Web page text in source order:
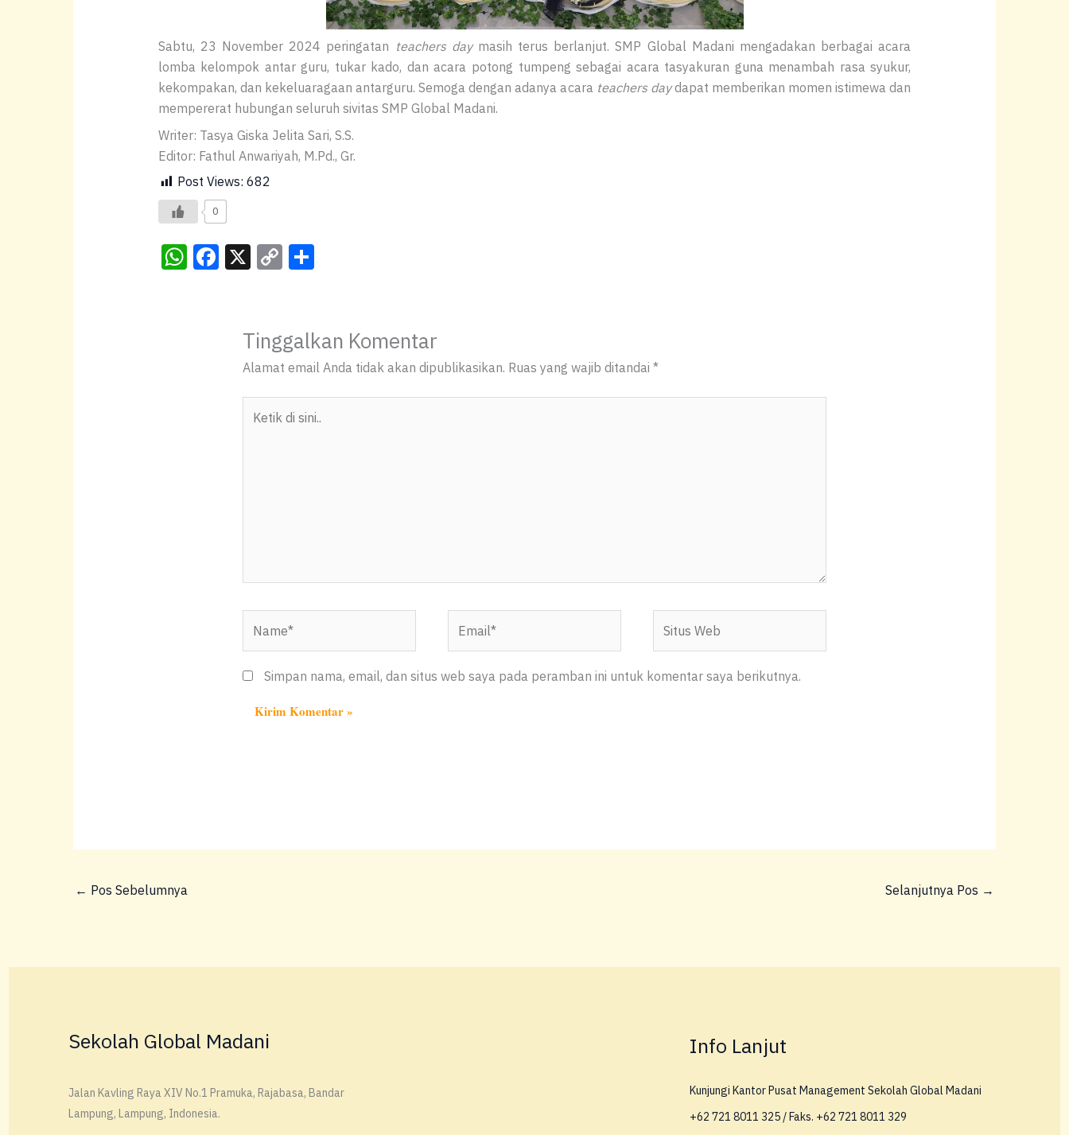
Sabtu, 23 November 2024 peringatan teachers daymasih terus berlanjut. SMP Global Madani mengadakan berbagai acara
lomba kelompok antar guru, tukar kado, dan acara potong tumpeng sebagai acara tasyakuran guna menambah rasa syukur,
kekompakan, dan kekeluaragaan antarguru. Semoga dengan adanya acara teachers daydapat memberikan momen istimewa dan
mempererat hubungan seluruh sivitas SMP Global Madani.
Writer: Tasya Giska Jelita Sari, S.S.
Editor: Fathul Anwariyah, M.Pd., Gr.
Post Views: 682
0
W F X C
y
Li
k
S
e
Tinggalkan Komentar
Alamat email Anda tidak akan dipublikasikan. Ruas yang wajib ditandai*
Web
Simpan nama, email, dan situs web saya pada peramban ini untuk komentar saya berikutnya.
← Pos Sebelumnya Selanjutnya Pos →
Sekolah Global Madani
Jalan Kavling Raya XIV No.1 Pramuka, Rajabasa, Bandar
Lampung, Lampung, Indonesia.
Info Lanjut
Kunjungi Kantor Pusat Management Sekolah Global Madani
+62 721 8011 325 / Faks. +62 721 8011 329